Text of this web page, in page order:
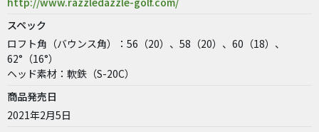
スペック
ロフト角（バウンス角）：56（20）、58（20）、60（18）、
62°（16°）
ヘッド素材：軟鉄（S-20C）
商品発売日
2021年2月5日